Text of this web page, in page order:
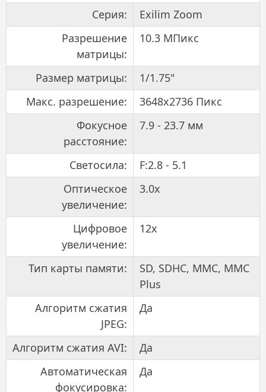
Серия:
Exilim Zoom
Разрешение
матрицы:
10.3 МПикс
Размер матрицы:
1/1.75"
Макс. разрешение:
3648x2736 Пикс
Фокусное
расстояние:
7.9 - 23.7 мм
Светосила:
F:2.8 - 5.1
Оптическое
увеличение:
3.0x
Цифровое
увеличение:
12x
Тип карты памяти:
SD, SDHC, MMC, MMC
Plus
Алгоритм сжатия
JPEG:
Да
Алгоритм сжатия AVI:
Да
Автоматическая
фокусировка:
Да